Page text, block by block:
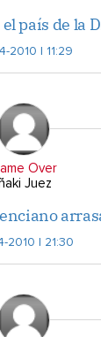
país de la
2010 | 11:29
Over
Juez
2010 | 21:30